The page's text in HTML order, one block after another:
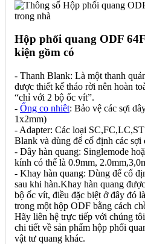
Hộp phối quang ODF
kiện gồm có
- Thanh Blank: Là một thanh
được thiết kế tháo rời nên hoàn
“chỉ với 2 bộ ốc vít”.
- Ống co nhiêt: Bảo vệ các sợi
1x2mm)
- Adapter: Các loại
Blank và dùng để cố định các sợi
- Dây hàn quang: Singlemode
kính có thể là 0.9mm,
- Khay hàn quang: Dùng để cố
sau khi hàn.Khay hàn quang
bộ ốc vít, điều đặc biệt ở đây đó
trong một hộp ODF bằng cách
Hãy liên hệ trực tiếp với chúng
chi tiết về sản phẩm hộp phối
vật tư quang khác.